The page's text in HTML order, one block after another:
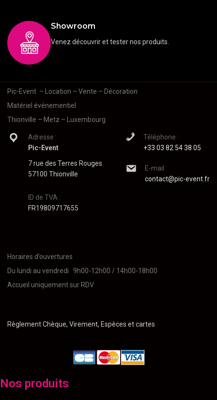
Showroom
Venez découvrir et tester nos produits.
Pic-Event – Location – Vente – Décoration
Matériel événementiel
Thionville – Metz – Luxembourg
Adresse :
Pic-Event
7 rue des Terres Rouges
57100 Thionville
ID de TVA :
FR19809717655
Téléphone :
+33 03 82 54 38 05
E-mail :
contact@pic-event.fr
Horaires d’ouvertures
Du lundi au vendredi 9h00-12h00 / 14h00-18h00
Accueil uniquement sur RDV
Règlement Chèque, Virement, Espèces et cartes
Nos produits